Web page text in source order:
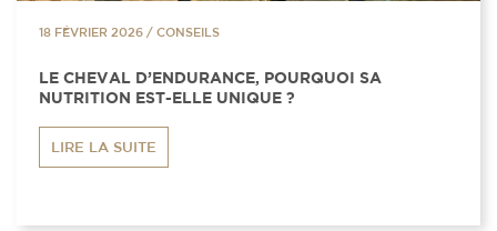
18 FÉVRIER 2026 / CONSEILS
LE CHEVAL D’ENDURANCE, POURQUOI SA
NUTRITION EST-ELLE UNIQUE ?
LIRE LA SUITE